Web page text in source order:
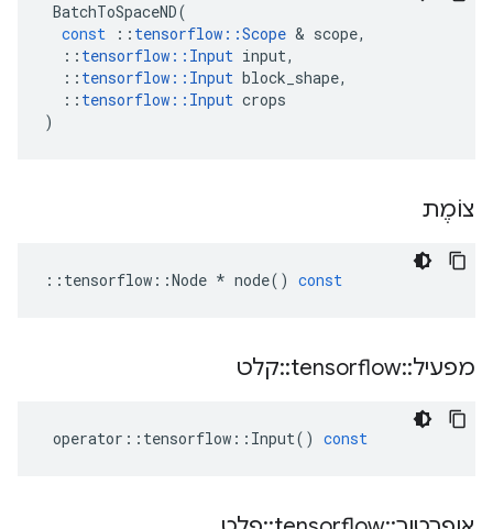
BatchToSpaceND(
const
:: tensorflow ::Scope & scope,
:: tensorflow :: Input input,
:: tensorflow :: Input block_shape,
:: tensorflow :: Input crops
)
צוֹמֶת
:: tensorflow ::Node * node() const
מפעיל::
tensorflow
::קלט
operator :: tensorflow :: Input() const